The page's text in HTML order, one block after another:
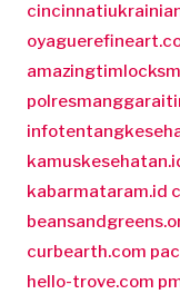
kabarmataram.id
curbearth.com
hello-trove.com